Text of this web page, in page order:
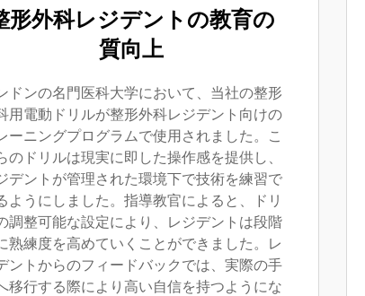
形外科レジデントの教育の
質向上
ドンの名門医科大学において、当社の整形
用電動ドリルが整形外科レジデント向けの
ーニングプログラムで使用されました。こ
のドリルは現実に即した操作感を提供し、
デントが管理された環境下で技術を練習で
ようにしました。指導教官によると、ドリ
調整可能な設定により、レジデントは段階
熟練度を高めていくことができました。レ
ントからのフィードバックでは、実際の手
移行する際により高い自信を持つようにな